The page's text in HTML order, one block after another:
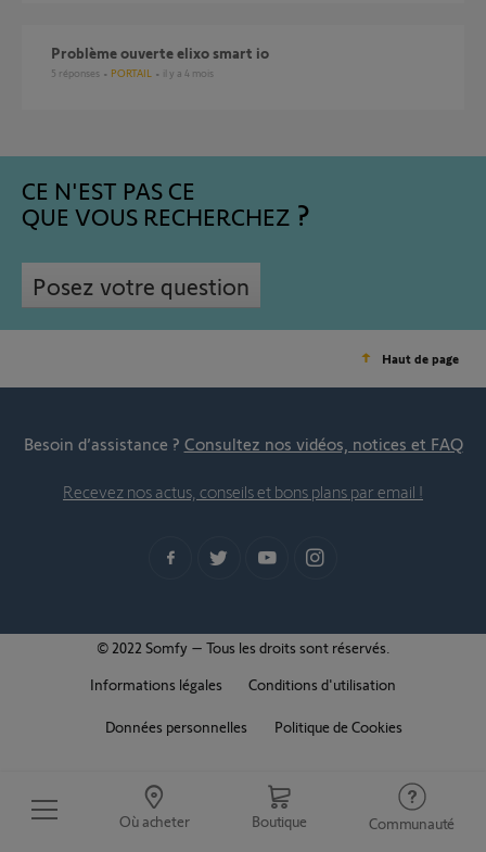
Où acheter Boutique Communauté
Problème ouverte elixo smart io
5 réponses PORTAIL il y a 4 mois
CE N'EST PAS CE
QUE VOUS RECHERCHEZ
Posez votre question
Haut de page
Besoin d’assistance ? Consultez nos vidéos, notices et FAQ
Recevez nos actus, conseils et bons plans par email !
© 2022 Somfy – Tous les droits sont réservés.
Informations légales
Conditions d'utilisation
Données personnelles Politique de Cookies